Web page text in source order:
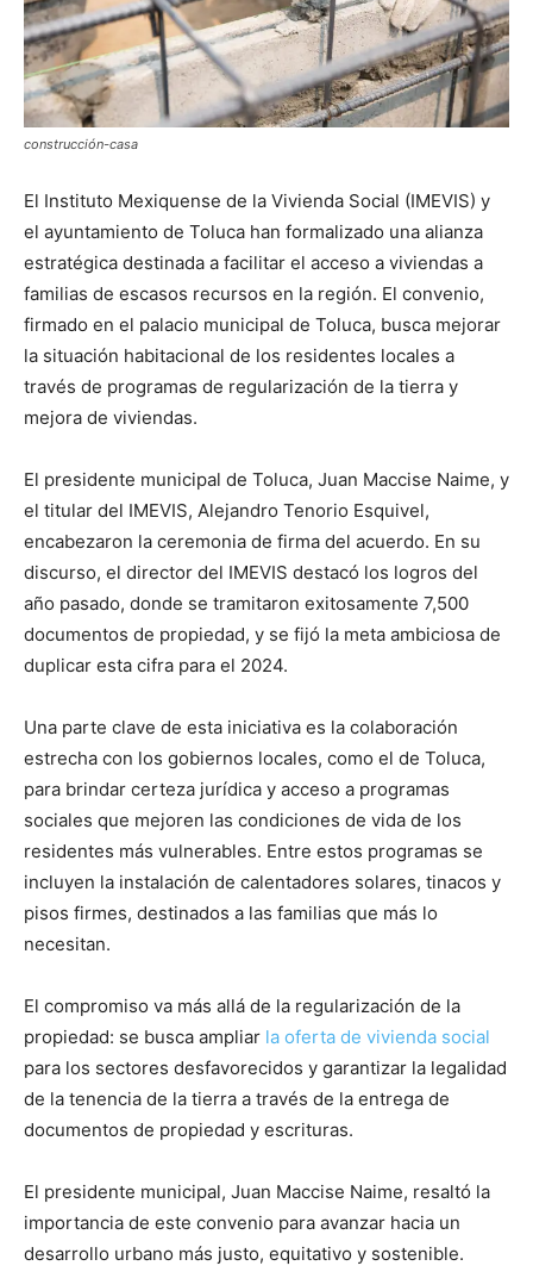
construcción-casa
El Instituto Mexiquense de la Vivienda Social (IMEVIS) y
el ayuntamiento de Toluca han formalizado una alianza
estratégica destinada a facilitar el acceso a viviendas a
familias de escasos recursos en la región. El convenio,
firmado en el palacio municipal de Toluca, busca mejorar
la situación habitacional de los residentes locales a
través de programas de regularización de la tierra y
mejora de viviendas.
El presidente municipal de Toluca, Juan Maccise Naime, y
el titular del IMEVIS, Alejandro Tenorio Esquivel,
encabezaron la ceremonia de firma del acuerdo. En su
discurso, el director del IMEVIS destacó los logros del
año pasado, donde se tramitaron exitosamente 7,500
documentos de propiedad, y se fijó la meta ambiciosa de
duplicar esta cifra para el 2024.
Una parte clave de esta iniciativa es la colaboración
estrecha con los gobiernos locales, como el de Toluca,
para brindar certeza jurídica y acceso a programas
sociales que mejoren las condiciones de vida de los
residentes más vulnerables. Entre estos programas se
incluyen la instalación de calentadores solares, tinacos y
pisos firmes, destinados a las familias que más lo
necesitan.
El compromiso va más allá de la regularización de la
propiedad: se busca ampliar la oferta de vivienda social
para los sectores desfavorecidos y garantizar la legalidad
de la tenencia de la tierra a través de la entrega de
documentos de propiedad y escrituras.
El presidente municipal, Juan Maccise Naime, resaltó la
importancia de este convenio para avanzar hacia un
desarrollo urbano más justo, equitativo y sostenible.